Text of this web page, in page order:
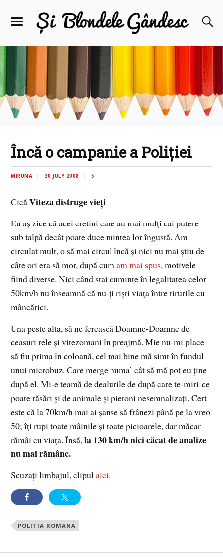
Încă o campanie a Poliţiei
MIRUNA 30 JULY 2008 5
CicăViteza distruge vieţi
Eu aş zice că acei cretini care au mai mulţi cai putere
sub talpă decât poate duce mintea lor îngustă. Am
circulat mult, o să mai circul încă şi nici nu mai ştiu de
câte ori era să mor, după cumam mai spus, motivele
fiind diverse. Nici când stai cuminte în legalitatea celor
50km/h nu înseamnă că nu-ţi rişti viaţa între tirurile cu
mâncărici.
Una peste alta, să ne ferească Doamne-Doamne de
ceasuri rele şi vitezomani în preajmă. Mie nu-mi place
să fiu prima în coloană, cel mai bine mă simt în fundul
unui microbuz. Care merge numa’ cât să mă pot eu ţine
după el. Mi-e teamă de dealurile de după care te-miri-ce
poate răsări şi de animale şi pietoni nesemnalizaţi. Cert
este că la 70km/h mai ai şanse să frânezi până pe la vreo
50; îţi rupi toate mâinile şi toate picioarele, dar măcar
rămâi cu viaţa. Însă,la 130 km/h nici căcat de analize
nu mai rămâne.
Scuzaţi limbajul, clipulaici.
POLITIA ROMANA